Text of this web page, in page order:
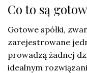
Co to są
Gotowe spółki,
zarejestrowane
prowadzą żadnej
idealnym